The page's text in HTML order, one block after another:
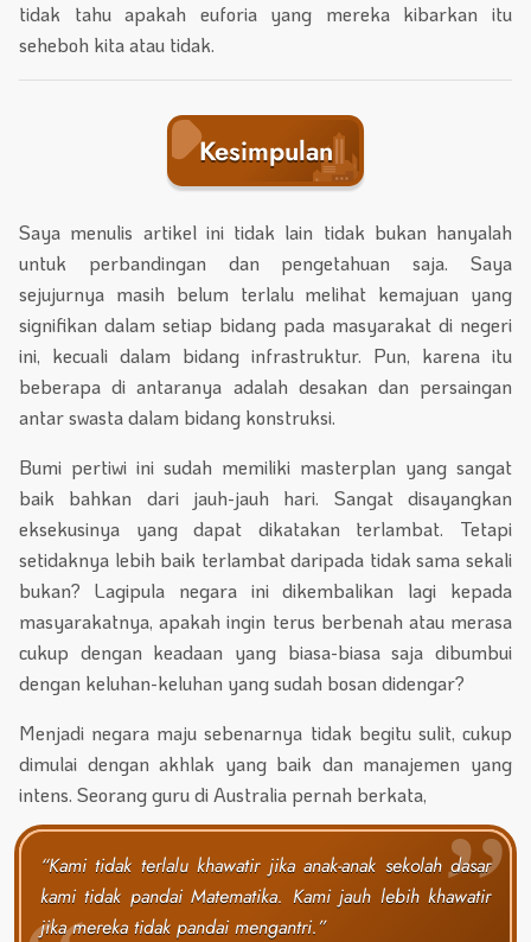
tidak tahu apakah euforia yang mereka kibarkan itu
seheboh kita atau tidak.
Kesimpulan
Saya menulis artikel ini tidak lain tidak bukan hanyalah
untuk perbandingan dan pengetahuan saja. Saya
sejujurnya masih belum terlalu melihat kemajuan yang
signifikan dalam setiap bidang pada masyarakat di negeri
ini, kecuali dalam bidang infrastruktur. Pun, karena itu
beberapa di antaranya adalah desakan dan persaingan
antar swasta dalam bidang konstruksi.
Bumi pertiwi ini sudah memiliki masterplan yang sangat
baik bahkan dari jauh-jauh hari. Sangat disayangkan
eksekusinya yang dapat dikatakan terlambat. Tetapi
setidaknya lebih baik terlambat daripada tidak sama sekali
bukan? Lagipula negara ini dikembalikan lagi kepada
masyarakatnya, apakah ingin terus berbenah atau merasa
cukup dengan keadaan yang biasa-biasa saja dibumbui
dengan keluhan-keluhan yang sudah bosan didengar?
Menjadi negara maju sebenarnya tidak begitu sulit, cukup
dimulai dengan akhlak yang baik dan manajemen yang
intens. Seorang guru di Australia pernah berkata,
“Kami tidak terlalu khawatir jika anak-anak sekolah dasar
kami tidak pandai Matematika. Kami jauh lebih khawatir
jika mereka tidak pandai mengantri.”